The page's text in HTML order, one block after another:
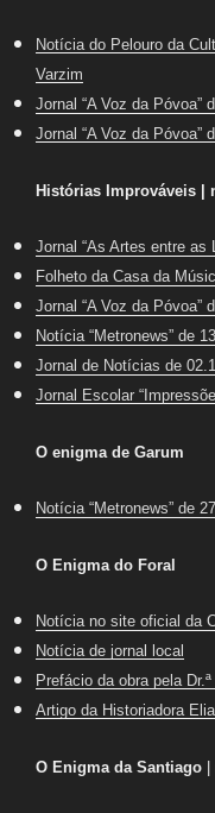
Notícia do Pelouro da
Varzim
Jornal “A Voz da Póvoa”
Jornal “A Voz da Póvoa”
Histórias Improváveis |
Jornal “As Artes entre as
Folheto da Casa da
Jornal “A Voz da Póvoa”
Notícia “Metronews” de
Jornal de Notícias de
Jornal Escolar
O enigma de Garum
Notícia “Metronews” de
O Enigma do Foral
Notícia no site oficial da
Notícia de jornal local
Prefácio da obra pela
Artigo da Historiadora
O Enigma da Santiago |